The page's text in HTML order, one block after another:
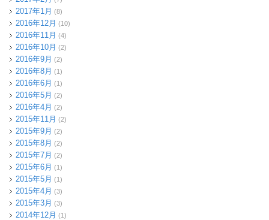
2017年1月 (8)
2016年12月 (10)
2016年11月 (4)
2016年10月 (2)
2016年9月 (2)
2016年8月 (1)
2016年6月 (1)
2016年5月 (2)
2016年4月 (2)
2015年11月 (2)
2015年9月 (2)
2015年8月 (2)
2015年7月 (2)
2015年6月 (1)
2015年5月 (1)
2015年4月 (3)
2015年3月 (3)
2014年12月 (1)